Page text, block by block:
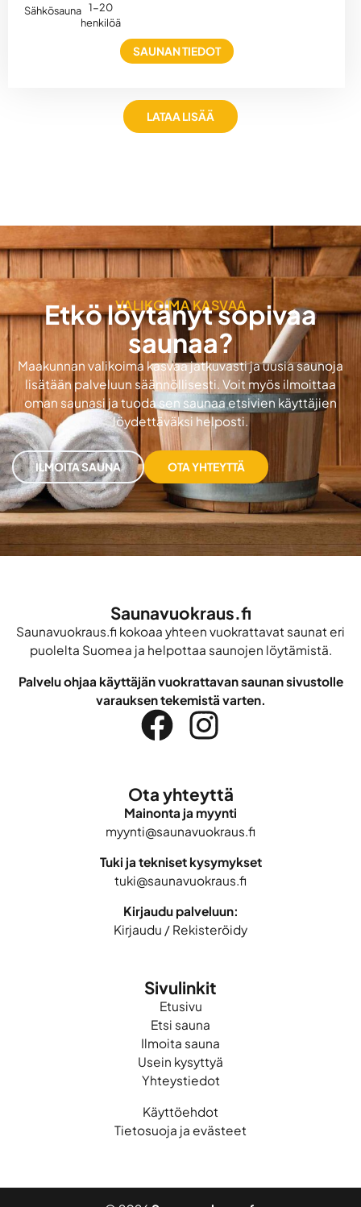
Sähkösauna 1-20
henkilöä
SAUNAN TIEDOT
LATAA LISÄÄ
VALIKOIMA KASVAA
Etkö löytänyt sopivaa
saunaa?
Maakunnan valikoima kasvaa jatkuvasti ja uusia saunoja
lisätään palveluun säännöllisesti. Voit myös ilmoittaa
oman saunasi ja tuoda sen saunaa etsivien käyttäjien
löydettäväksi helposti.
ILMOITA SAUNA OTA YHTEYTTÄ
Saunavuokraus.fi
Saunavuokraus.fi kokoaa yhteen vuokrattavat saunat eri
puolelta Suomea ja helpottaa saunojen löytämistä.
Palvelu ohjaa käyttäjän vuokrattavan saunan sivustolle
varauksen tekemistä varten.
Ota yhteyttä
Mainonta ja myynti
myynti@saunavuokraus.fi
Tuki ja tekniset kysymykset
tuki@saunavuokraus.fi
Kirjaudu palveluun:
Kirjaudu / Rekisteröidy
Sivulinkit
Etusivu
Etsi sauna
Ilmoita sauna
Usein kysyttyä
Yhteystiedot
Käyttöehdot
Tietosuoja ja evästeet